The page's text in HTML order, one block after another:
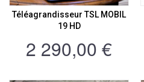
Téléagrandisseur TSL MOBIL
19 HD
2 290,00 €